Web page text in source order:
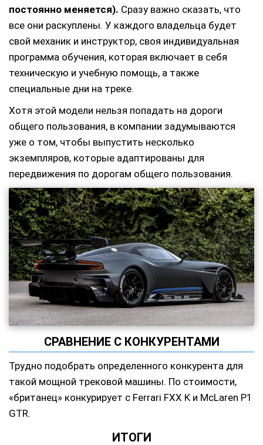
постоянно меняется). Сразу важно сказать, что
все они раскуплены. У каждого владельца будет
свой механик и инструктор, своя индивидуальная
программа обучения, которая включает в себя
техническую и учебную помощь, а также
специальные дни на треке.
Хотя этой модели нельзя попадать на дороги
общего пользования, в компании задумываются
уже о том, чтобы выпустить несколько
экземпляров, которые адаптированы для
передвижения по дорогам общего пользования.
СРАВНЕНИЕ С КОНКУРЕНТАМИ
Трудно подобрать определенного конкурента для
такой мощной трековой машины. По стоимости,
«британец» конкурирует с Ferrari FXX K и McLaren P1
GTR.
ИТОГИ